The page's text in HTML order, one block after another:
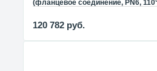
(фланцевое соединение, PN6,
120 782 руб.